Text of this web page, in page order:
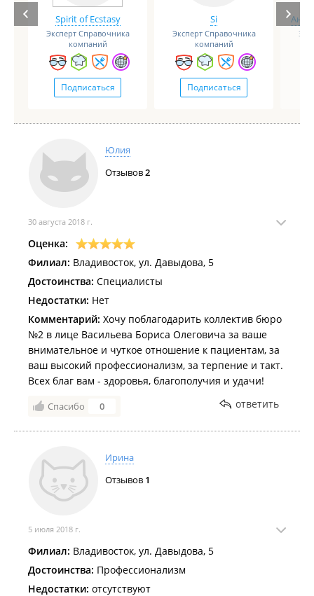
Spirit of Ecstasy
Эксперт Справочника
компаний
Подписаться
Si
Эксперт Справочника
компаний
Подписаться
Юлия
Отзывов2
30 августа 2018 г.
Оценка:
Филиал: Владивосток, ул. Давыдова, 5
Достоинства: Специалисты
Недостатки: Нет
Комментарий: Хочу поблагодарить коллектив бюро
№2 в лице Васильева Бориса Олеговича за ваше
внимательное и чуткое отношение к пациентам, за
ваш высокий профессионализм, за терпение и такт.
Всех благ вам - здоровья, благополучия и удачи!
Спасибо 0 ответить
Ирина
Отзывов 1
5 июля 2018 г.
Филиал: Владивосток, ул. Давыдова, 5
Достоинства: Профессионализм
Недостатки: отсутствуют